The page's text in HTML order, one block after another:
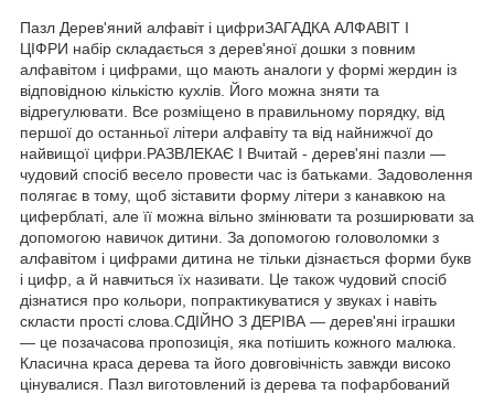
Пазл Дерев'яний алфавіт і цифриЗАГАДКА АЛФАВІТ І
ЦІФРИ набір складається з дерев'яної дошки з повним
алфавітом і цифрами, що мають аналоги у формі жердин із
відповідною кількістю кухлів. Його можна зняти та
відрегулювати. Все розміщено в правильному порядку, від
першої до останньої літери алфавіту та від найнижчої до
найвищої цифри.РАЗВЛЕКАЄ І Вчитай - дерев'яні пазли —
чудовий спосіб весело провести час із батьками. Задоволення
полягає в тому, щоб зіставити форму літери з канавкою на
циферблаті, але її можна вільно змінювати та розширювати за
допомогою навичок дитини. За допомогою головоломки з
алфавітом і цифрами дитина не тільки дізнається форми букв
і цифр, а й навчиться їх називати. Це також чудовий спосіб
дізнатися про кольори, попрактикуватися у звуках і навіть
скласти прості слова.СДІЙНО З ДЕРІВА — дерев'яні іграшки
— це позачасова пропозиція, яка потішить кожного малюка.
Класична краса дерева та його довговічність завжди високо
цінувалися. Пазл виготовлений із дерева та пофарбований